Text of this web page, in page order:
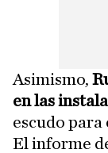
Asimismo,
en las
escudo
El informe